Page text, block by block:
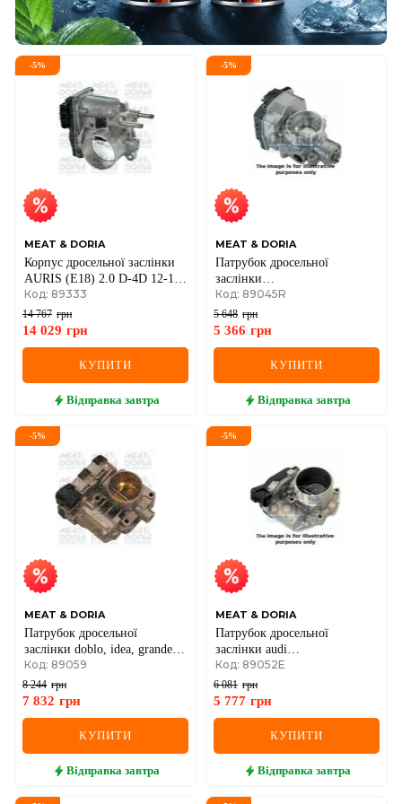
-5%
MEAT & DORIA
Корпус дросельної заслінки
AURIS (E18) 2.0 D-4D 12-15,
RAV 4 IV (A4) 2.0 D 12-18
TOYOTA
Код: 89333
14 767 грн
14 029 грн
КУПИТИ
Відправка завтра
-5%
MEAT & DORIA
Патрубок дросельної
заслінки
Berlingo,C2/3,Nemo,Fiat
Fiorino,Qubo,Peugeot
1007/206/207,Partner 1.1/1.4
Код: 89045R
5 648 грн
5 366 грн
КУПИТИ
Відправка завтра
-5%
MEAT & DORIA
Патрубок дросельної
заслінки doblo, idea, grande
punto 1.4 05-
Код: 89059
8 244 грн
7 832 грн
КУПИТИ
Відправка завтра
-5%
MEAT & DORIA
Патрубок дросельної
заслінки audi
a1/3/4/5/6/7/8,q5,skoda octavia
ii,roomster,amarok,caddy
iii,golf v,vi,passat,tiguan,t5
Код: 89052E
6 081 грн
5 777 грн
КУПИТИ
Відправка завтра